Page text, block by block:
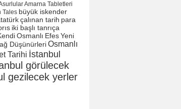
Amarna Tabletleri
Tales büyük iskender
çalınan tarih para
iki başlı tanrıça
Osmanlı EfesYeni
DüşünürleriOsmanlı
Tarihi İstanbul
görülecek
gezilecek yerler